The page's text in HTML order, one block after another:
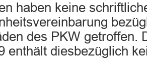
haben keine
des PKW getroffen.
enthält diesbezüglich